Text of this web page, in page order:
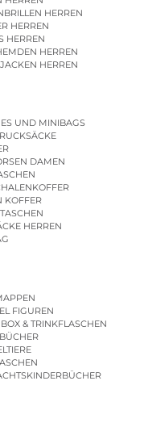
HERREN
HERREN
HERREN
HERREN
HERREN
UND MINIBAGS
DAMEN
KOFFER
HERREN
FIGUREN
& TRINKFLASCHEN